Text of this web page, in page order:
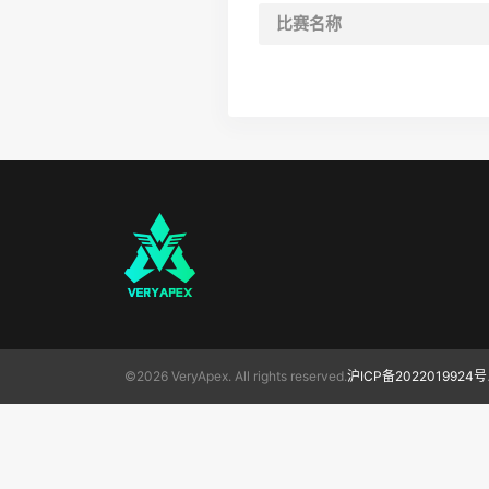
比赛名称
©2026 VeryApex. All rights reserved.沪ICP备2022019924号.